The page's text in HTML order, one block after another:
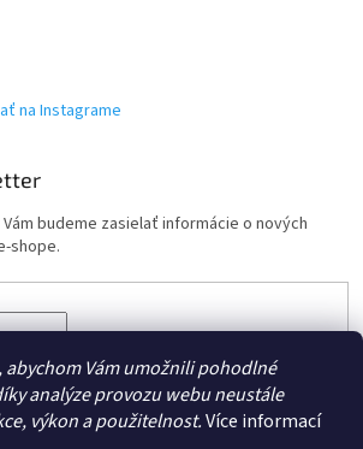
abychom Vám umožnili pohodlné
analýze provozu webu neustále
výkon a použitelnost.Více informací
na Instagrame
budeme zasielať informácie o nových
shope.